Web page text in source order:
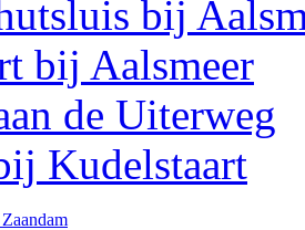
bij
bij Aalsmeer
de Uiterweg
Kudelstaart